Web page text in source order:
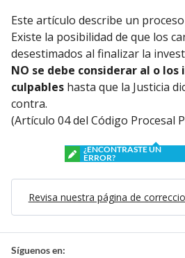
Este artículo describe un
Existe la posibilidad de que los
desestimados al finalizar la
NO se debe considerar al o
culpables hasta que la Justicia
contra.
(Artículo 04 del Código Procesal
¿ENCONTRASTE UN
ERROR?
Revisa nuestra página de
Síguenos en: